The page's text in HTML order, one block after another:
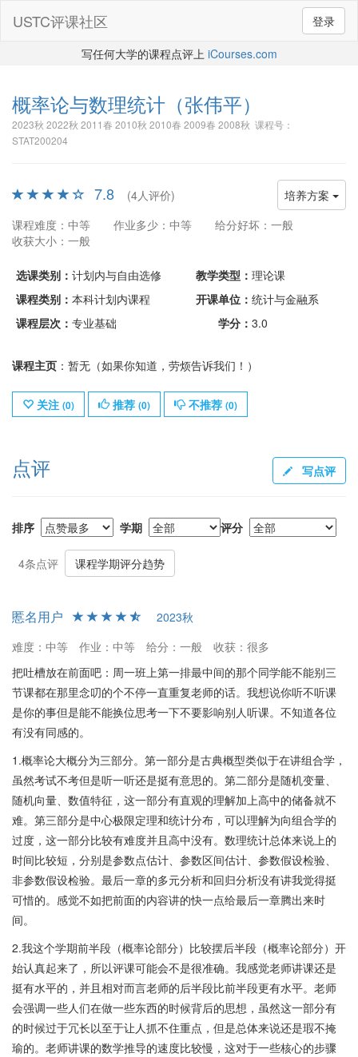
登录
USTC评课社区
写任何大学的课程点评上 iCourses.com
概率论与数理统计 （张伟平）
2023秋 2022秋 2011春 2010秋 2010春 2009春 2008秋 课程号：
STAT200204
培养方案
7.8
(4人评价)
课程难度：中等
作业多少：中等
给分好坏：一般
收获大小：一般
选课类别： 计划内与自由选修 教学类型： 理论课
课程类别： 本科计划内课程 开课单位： 统计与金融系
课程层次： 专业基础 学分： 3.0
课程主页 ：暂无（如果你知道，劳烦告诉我们！）
关注 (0) 推荐 (0) 不推荐 (0)
点评 写点评
排序 学期 评分
4条点评 课程学期评分趋势
慝名用户
2023秋
难度：中等
作业：中等 给分：一般
收获：很多
把吐槽放在前面吧：周一班上第一排最中间的那个同学能不能别三
节课都在那里念叨的个不停一直重复老师的话。我想说你听不听课
是你的事但是能不能换位思考一下不要影响别人听课。不知道各位
有没有同感的。
1.概率论大概分为三部分。第一部分是古典概型类似于在讲组合学，
虽然考试不考但是听一听还是挺有意思的。第二部分是随机变量、
随机向量、数值特征，这一部分有直观的理解加上高中的储备就不
难。第三部分是中心极限定理和统计分布，可以理解为向组合学的
过度，这一部分比较有难度并且高中没有。数理统计总体来说上的
时间比较短，分别是参数点估计、参数区间估计、参数假设检验、
非参数假设检验。最后一章的多元分析和回归分析没有讲我觉得挺
可惜的。感觉不如把前面的内容讲的快一点给最后一章腾出来时
间。
2.我这个学期前半段（概率论部分）比较摆后半段（概率论部分）开
始认真起来了，所以评课可能会不是很准确。我感觉老师讲课还是
挺有水平的，并且相对而言老师的后半段比前半段更有水平。老师
会强调一些人们在做一些东西的时候背后的思想，虽然这一部分有
的时候过于冗长以至于让人抓不住重点，但是总体来说还是瑕不掩
瑜的。老师讲课的数学推导的速度比较慢，这对于一些核心的步骤